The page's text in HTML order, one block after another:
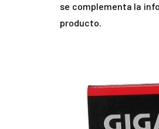
se complementa la
producto.